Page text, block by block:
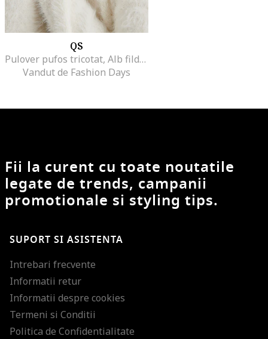
QS
Pulover pufos tricotat, Alb fildes
Vandut de Fashion Days
Fii la curent cu toate noutatile
legate de trends, campanii
promotionale si styling tips.
SUPORT SI ASISTENTA
Intrebari frecvente
Informatii retur
Informatii despre cookies
Termeni si Conditii
Politica de Confidentialitate